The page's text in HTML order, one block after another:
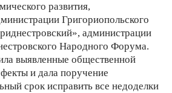
развития,
Григориопольского
администрации
Народного Форума.
выявленные общественной
и дала поручение
срок исправить все недоделки